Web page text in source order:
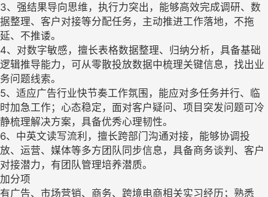
3、强结果导向思维，执行力突出，能够高效完成调研、数
据整理、客户对接等分配任务，主动推进工作落地，不拖
延、不推诿。
4、对数字敏感，擅长表格数据整理、归纳分析，具备基础
逻辑推导能力，可从零散投放数据中梳理关键信息，找出业
务问题线索。
5、适应广告行业快节奏工作氛围，能应对多任务并行、临
时加急工作；心态稳定，面对客户疑问、项目突发问题可冷
静梳理解决方案，具备优秀心理韧性。
6、中英文读写流利，擅长跨部门沟通对接，能够协调投
放、运营、媒体等多方团队同步信息，具备商务谈判、客户
对接潜力，有团队管理培养潜质。
加分项
有广告、市场营销、商务、跨境电商相关实习经历；熟悉